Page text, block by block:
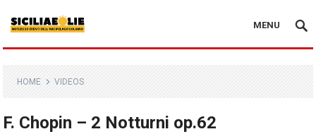
MENU
HOME VIDEOS
F. Chopin – 2 Notturni op.62